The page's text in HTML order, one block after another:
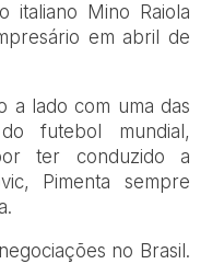
italiano Mino Raiola
em abril de
a lado com uma das
futebol mundial,
ter conduzido a
Pimenta sempre
no Brasil.